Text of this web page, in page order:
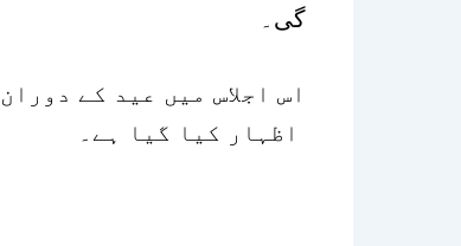
گی۔
اس اجلاس میں عید کے